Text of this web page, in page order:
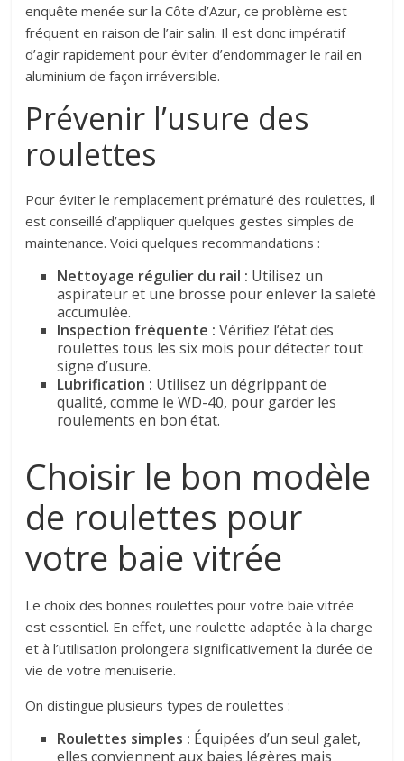
enquête menée sur la Côte d’Azur, ce problème est
fréquent en raison de l’air salin. Il est donc impératif
d’agir rapidement pour éviter d’endommager le rail en
aluminium de façon irréversible.
Prévenir l’usure des
roulettes
Pour éviter le remplacement prématuré des roulettes, il
est conseillé d’appliquer quelques gestes simples de
maintenance. Voici quelques recommandations :
Nettoyage régulier du rail : Utilisez un
aspirateur et une brosse pour enlever la saleté
accumulée.
Inspection fréquente : Vérifiez l’état des
roulettes tous les six mois pour détecter tout
signe d’usure.
Lubrification : Utilisez un dégrippant de
qualité, comme le WD-40, pour garder les
roulements en bon état.
Choisir le bon modèle
de roulettes pour
votre baie vitrée
Le choix des bonnes roulettes pour votre baie vitrée
est essentiel. En effet, une roulette adaptée à la charge
et à l’utilisation prolongera significativement la durée de
vie de votre menuiserie.
On distingue plusieurs types de roulettes :
Roulettes simples : Équipées d’un seul galet,
elles conviennent aux baies légères mais